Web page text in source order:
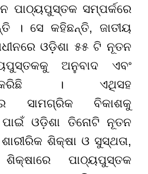
ପାଠ୍ୟପୁସ୍ତକ ସମ୍ପର୍କରେ
। ସେ କହିଛନ୍ତି, ଜାତୀୟ
ଓଡ଼ିଶା ୫୫ ଟି ନୂତନ
ଅନୁବାଦ ଏବଂ
କରିଛି । ଏଥିସହ
ସାମଗ୍ରିକ ବିକାଶକୁ
ପାଇଁ ଓଡ଼ିଶା ତିନୋଟି ନୂତନ
ଶିକ୍ଷା ଓ ସୁସ୍ଥତା,
ପାଠ୍ୟପୁସ୍ତକ